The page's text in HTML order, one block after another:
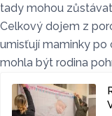
tady mohou
Celkový dojem z
umisťují maminky po
mohla být rodina